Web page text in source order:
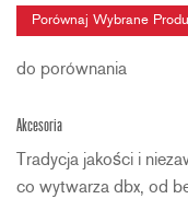
do porównania
Akcesoria
Tradycja jakości i
co wytwarza dbx, od